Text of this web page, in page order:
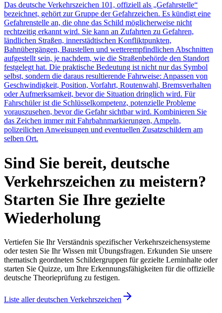
Das deutsche Verkehrszeichen 101, offiziell als „Gefahrstelle“
bezeichnet, gehört zur Gruppe der Gefahrzeichen. Es kündigt eine
Gefahrenstelle an, die ohne das Schild möglicherweise nicht
rechtzeitig erkannt wird. Sie kann an Zufahrten zu Gefahren,
ländlichen Straßen, innerstädtischen Konfliktpunkten,
Bahnübergängen, Baustellen und wetterempfindlichen Abschnitten
aufgestellt sein, je nachdem, wie die Straßenbehörde den Standort
festgelegt hat. Die praktische Bedeutung ist nicht nur das Symbol
selbst, sondern die daraus resultierende Fahrweise: Anpassen von
Geschwindigkeit, Position, Vorfahrt, Routenwahl, Bremsverhalten
oder Aufmerksamkeit, bevor die Situation dringlich wird. Für
Fahrschüler ist die Schlüsselkompetenz, potenzielle Probleme
vorauszusehen, bevor die Gefahr sichtbar wird. Kombinieren Sie
das Zeichen immer mit Fahrbahnmarkierungen, Ampeln,
polizeilichen Anweisungen und eventuellen Zusatzschildern am
selben Ort.
Sind Sie bereit, deutsche
Verkehrszeichen zu meistern?
Starten Sie Ihre gezielte
Wiederholung
Vertiefen Sie Ihr Verständnis spezifischer Verkehrszeichensysteme
oder testen Sie Ihr Wissen mit Übungsfragen. Erkunden Sie unsere
thematisch geordneten Schildergruppen für gezielte Lerninhalte oder
starten Sie Quizze, um Ihre Erkennungsfähigkeiten für die offizielle
deutsche Theorieprüfung zu festigen.
Liste aller deutschen Verkehrszeichen